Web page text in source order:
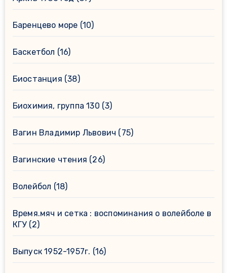
Баренцево море (10)
Баскетбол (16)
Биостанция (38)
Биохимия, группа 130 (3)
Вагин Владимир Львович (75)
Вагинские чтения (26)
Волейбол (18)
Время.мяч и сетка : воспоминания о волейболе в
КГУ(2)
Выпуск 1952-1957г. (16)